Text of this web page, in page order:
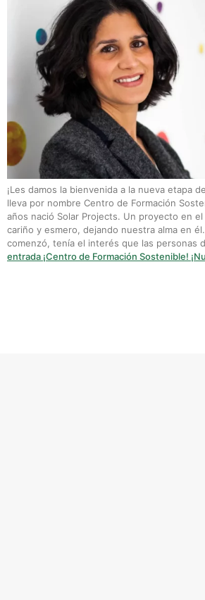
¡Les damos la bienvenida a la nueva etapa
lleva por nombre Centro de Formación
años nació Solar Projects. Un proyecto en
cariño y esmero, dejando nuestra alma en
comenzó, tenía el interés que las personas
entrada ¡Centro de Formación Sostenible!